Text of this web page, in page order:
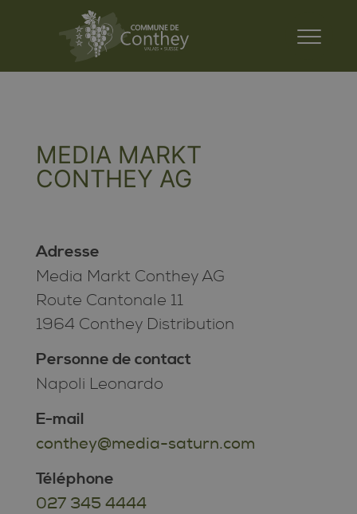
MEDIA MARKT
CONTHEY AG
Adresse
Media Markt Conthey AG
Route Cantonale 11
1964 Conthey Distribution
Personne de contact
Napoli Leonardo
E-mail
conthey@media-saturn.com
Téléphone
027 345 4444